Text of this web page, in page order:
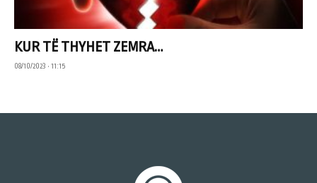
KUR TË THYHET ZEMRA…
08/10/2023 • 11:15